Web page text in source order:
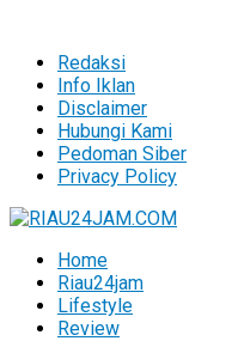
Redaksi
Info Iklan
Disclaimer
Hubungi Kami
Pedoman Siber
Privacy Policy
Home
Riau24jam
Lifestyle
Review